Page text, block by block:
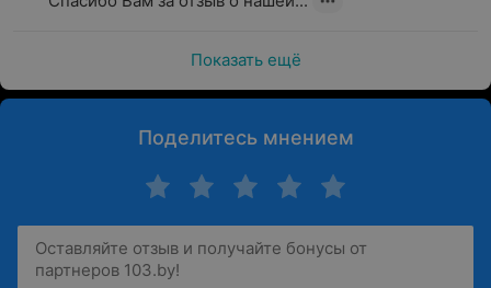
Показать ещё
Поделитесь мнением